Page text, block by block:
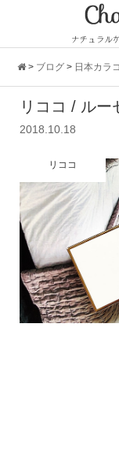
> ブログ > 日本カラ
リココ / ルー
2018.10.18
リココ